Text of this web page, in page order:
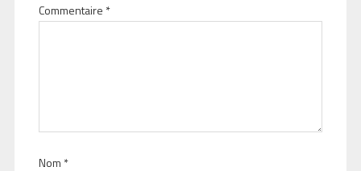
Commentaire *
Nom *